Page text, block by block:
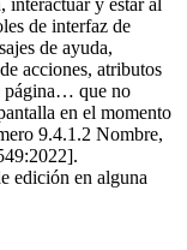
de interfaz de
de ayuda,
acciones, atributos
página… que no
en el momento
9.4.1.2 Nombre,
edición en alguna